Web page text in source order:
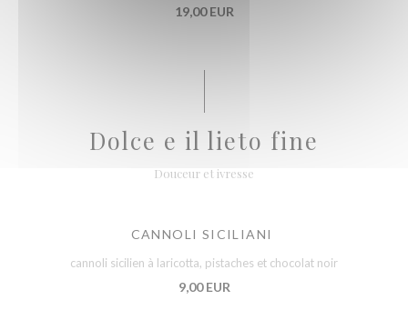
19,00 EUR
Dolce e il lieto fine
Douceur et ivresse
CANNOLI SICILIANI
cannoli sicilien à laricotta, pistaches et chocolat noir
9,00 EUR